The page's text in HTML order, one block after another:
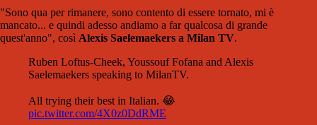
"Sono qua per rimanere, sono contento di essere tornato, mi è
mancato... e quindi adesso andiamo a far qualcosa di grande
quest'anno", così Alexis Saelemaekers a Milan TV.
Ruben Loftus-Cheek, Youssouf Fofana and Alexis
Saelemaekers speaking to MilanTV.
All trying their best in Italian. 😂
pic.twitter.com/4X0z0DdRME